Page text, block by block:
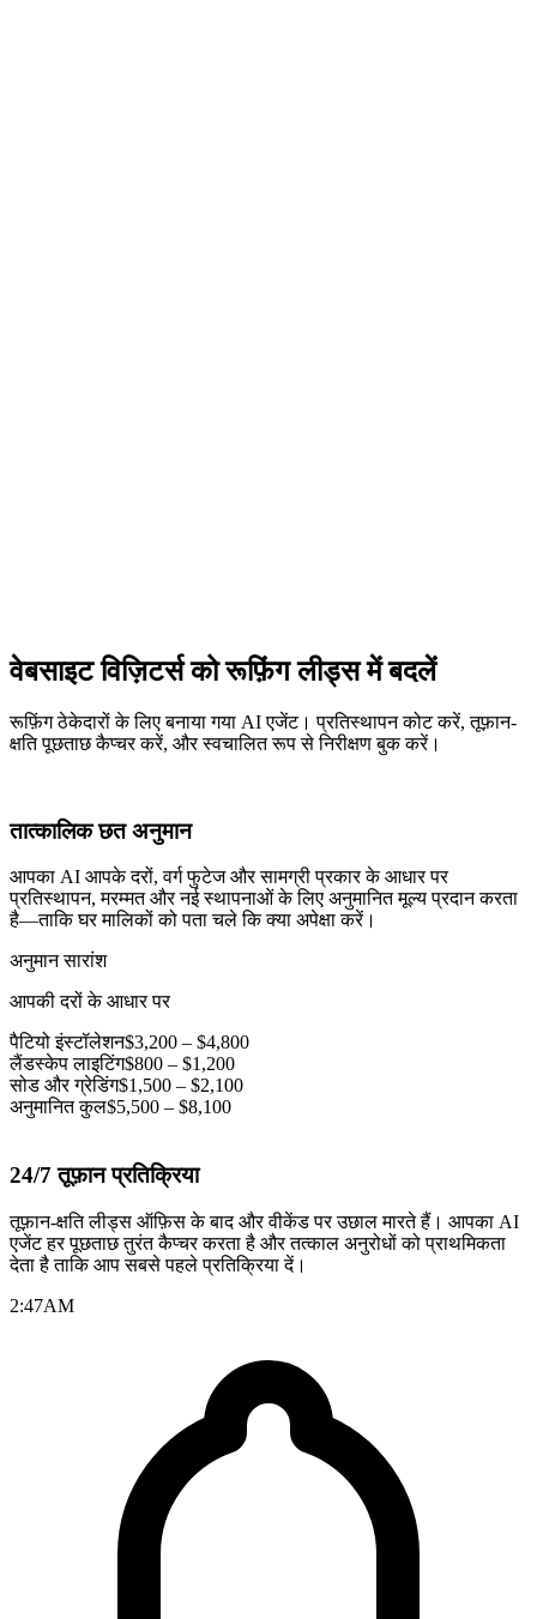
वेबसाइट विज़िटर्स को रूफ़िंग लीड्स में बदलें
रूफ़िंग ठेकेदारों के लिए बनाया गया AI एजेंट। प्रतिस्थापन कोट करें, तूफ़ान-
क्षति पूछताछ कैप्चर करें, और स्वचालित रूप से निरीक्षण बुक करें।
तात्कालिक छत अनुमान
आपका AI आपके दरों, वर्ग फुटेज और सामग्री प्रकार के आधार पर
प्रतिस्थापन, मरम्मत और नई स्थापनाओं के लिए अनुमानित मूल्य प्रदान करता
है—ताकि घर मालिकों को पता चले कि क्या अपेक्षा करें।
अनुमान सारांश
आपकी दरों के आधार पर
पैटियो इंस्टॉलेशन$3,200 – $4,800
लैंडस्केप लाइटिंग$800 – $1,200
सोड और ग्रेडिंग$1,500 – $2,100
अनुमानित कुल$5,500 – $8,100
24/7 तूफ़ान प्रतिक्रिया
तूफ़ान-क्षति लीड्स ऑफ़िस के बाद और वीकेंड पर उछाल मारते हैं। आपका AI
एजेंट हर पूछताछ तुरंत कैप्चर करता है और तत्काल अनुरोधों को प्राथमिकता
देता है ताकि आप सबसे पहले प्रतिक्रिया दें।
2:47AM